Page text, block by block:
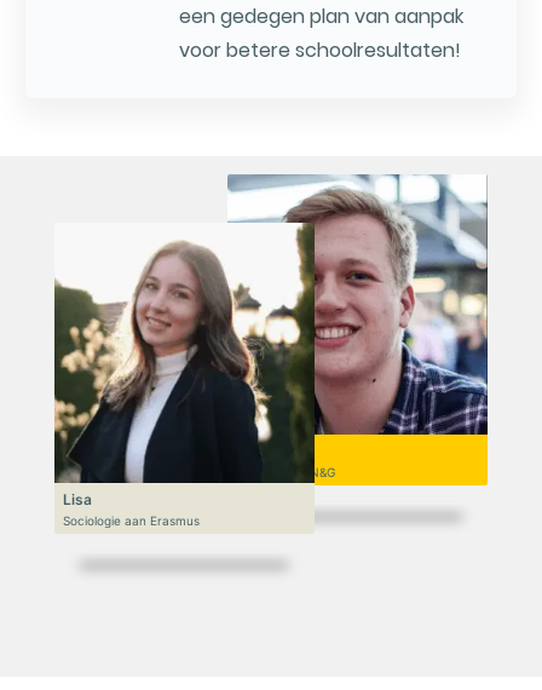
een gedegen plan van aanpak
voor betere schoolresultaten!
Niek
VWO 6, N&T/N&G
Lisa
Sociologie aan Erasmus